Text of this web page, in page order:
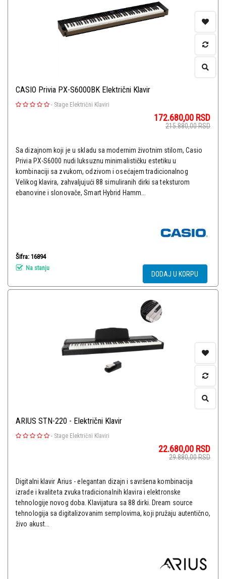
CASIO Privia PX-S6000BK Električni Klavir
- Stage Električni Klaviri
172.680,00 RSD
215.880,00RSD
Sa dizajnom koji je u skladu sa modernim životnim stilom, Casio
Privia PX-S6000 nudi luksuznu minimalističku estetiku u
kombinaciji sa zvukom, odzivom i osećajem tradicionalnog
Velikog klavira, zahvaljujući 88 simuliranih dirki sa teksturom
ebanovine i slonovače, Smart Hybrid Hamm...
Šifra: 16894
Na stanju
DODAJ U KORPU
ARIUS STN-220 - Električni Klavir
- Stage Električni Klaviri
22.680,00 RSD
29.880,00RSD
Digitalni klavir Arius - elegantan dizajn i savršena kombinacija
izrade i kvaliteta zvuka tradicionalnih klavira i elektronske
tehnologije novog doba. Klavijatura sa 88 dirki. Dream source
tehnologija sa digitalizovanim semplovima, koji pružaju autentično,
živo akust...